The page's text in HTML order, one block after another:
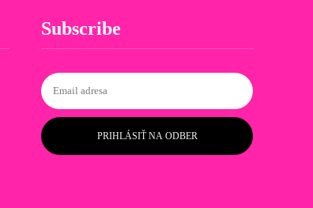
Subscribe
PRIHLÁSIŤ NA ODBER